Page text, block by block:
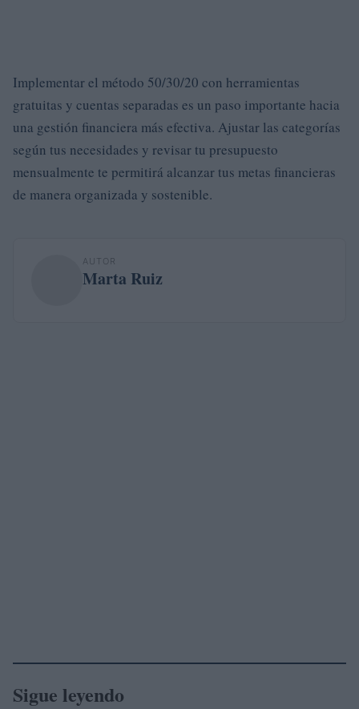
Implementar el método 50/30/20 con herramientas
gratuitas y cuentas separadas es un paso importante hacia
una gestión financiera más efectiva. Ajustar las categorías
según tus necesidades y revisar tu presupuesto
mensualmente te permitirá alcanzar tus metas financieras
de manera organizada y sostenible.
AUTOR
Marta Ruiz
Sigue leyendo